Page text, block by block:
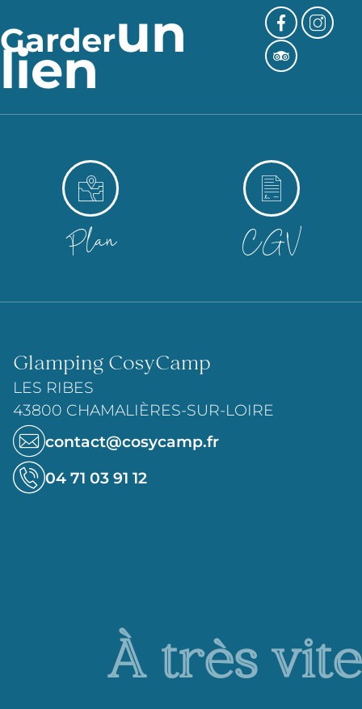
Garderun
lien
Plan CGV
Glamping CosyCamp
LES RIBES
43800 CHAMALIÈRES-SUR-LOIRE
contact@cosycamp.fr
04 71 03 91 12
À très vite